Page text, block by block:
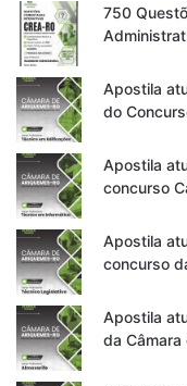
750
Apostila
do
Apostila
concurso
Apostila
concurso
Apostila
da Câmara